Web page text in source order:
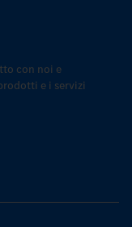
con noi e
e i servizi